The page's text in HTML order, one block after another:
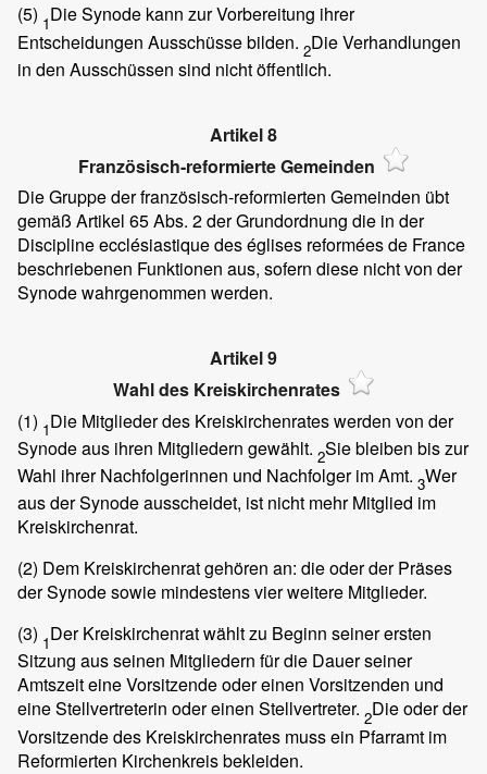
(5) 1Die Synode kann zur Vorbereitung ihrer
Entscheidungen Ausschüsse bilden. 2Die Verhandlungen
in den Ausschüssen sind nicht öffentlich.
Artikel 8
Französisch-reformierte Gemeinden
Die Gruppe der französisch-reformierten Gemeinden übt
gemäß Artikel 65 Abs. 2 der Grundordnung die in der
Discipline ecclésiastique des églises reformées de France
beschriebenen Funktionen aus, sofern diese nicht von der
Synode wahrgenommen werden.
Artikel 9
Wahl des Kreiskirchenrates
(1) 1Die Mitglieder des Kreiskirchenrates werden von der
Synode aus ihren Mitgliedern gewählt. 2Sie bleiben bis zur
Wahl ihrer Nachfolgerinnen und Nachfolger im Amt. 3Wer
aus der Synode ausscheidet, ist nicht mehr Mitglied im
Kreiskirchenrat.
(2) Dem Kreiskirchenrat gehören an: die oder der Präses
der Synode sowie mindestens vier weitere Mitglieder.
(3) 1Der Kreiskirchenrat wählt zu Beginn seiner ersten
Sitzung aus seinen Mitgliedern für die Dauer seiner
Amtszeit eine Vorsitzende oder einen Vorsitzenden und
eine Stellvertreterin oder einen Stellvertreter. 2Die oder der
Vorsitzende des Kreiskirchenrates muss ein Pfarramt im
Reformierten Kirchenkreis bekleiden.